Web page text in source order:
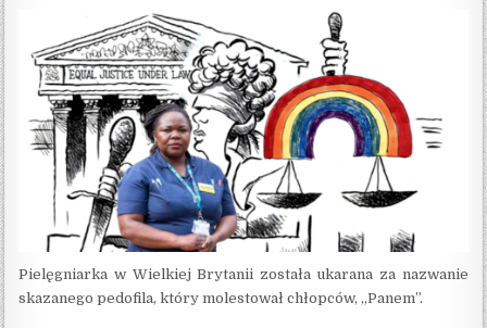
Pielęgniarka w Wielkiej Brytanii została ukarana za nazwanie
skazanego pedofila, który molestował chłopców, „Panem”.